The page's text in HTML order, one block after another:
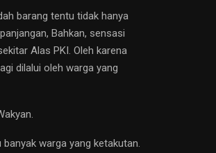
barang tentu tidak hanya
Bahkan, sensasi
Alas PKI. Oleh karena
dilalui oleh warga yang
warga yang ketakutan.